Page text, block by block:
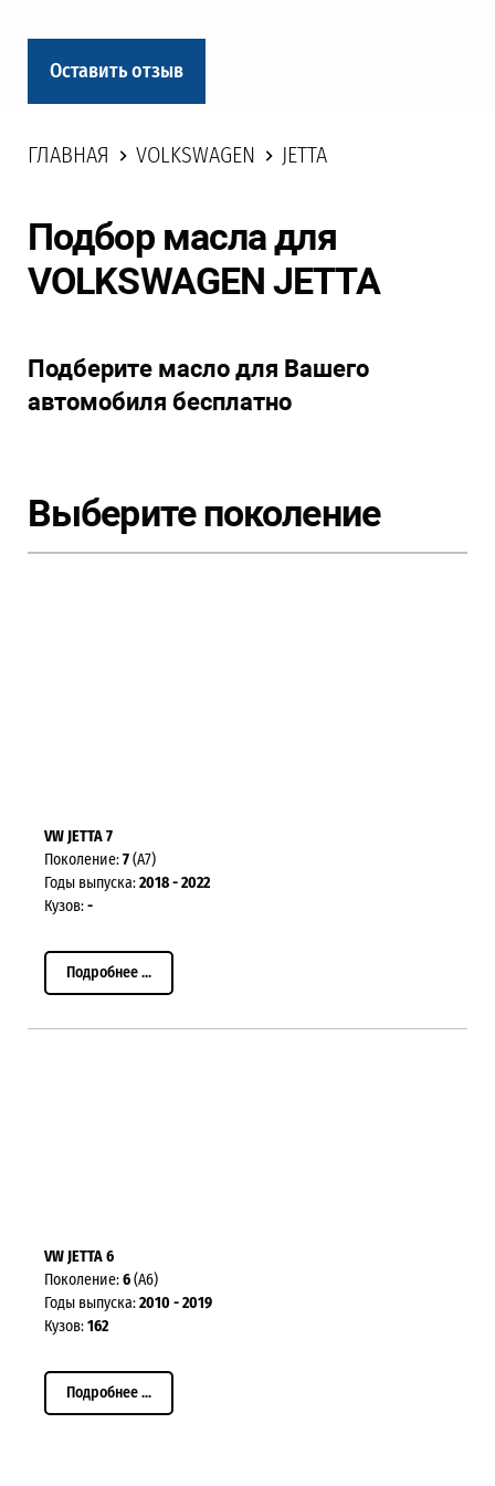
Оставить отзыв
ГЛАВНАЯ VOLKSWAGEN JETTA
Подбор масла для
VOLKSWAGEN JETTA
Подберите масло для Вашего
автомобиля бесплатно
Выберите поколение
VW JETTA 7
Поколение:7(A7)
Годы выпуска:2018 - 2022
Кузов:-
Подробнее ...
VW JETTA 6
Поколение:6(A6)
Годы выпуска:2010 - 2019
Кузов:162
Подробнее ...